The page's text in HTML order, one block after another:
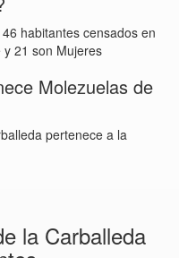
habitantes censados en
21 son Mujeres
Molezuelas de
pertenece a la
la Carballeda